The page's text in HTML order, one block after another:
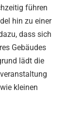
führen
hin zu einer
dass sich
Gebäudes
lädt die
kleinen